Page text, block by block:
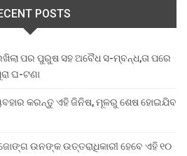
POSTS
ପର ପୁରୁଷ ସହ ଅବୈଧ ସ-ମ୍ବନ୍ଧ,ତା ପରେ
ଘ-ଟଣା
କରନ୍ତୁ ଏହି ଜିନିଷ, ମୂଳରୁ ଶେଷ ହୋଇଯିବ
ଉନଙ୍କ ଉତ୍ତରାଧିକାରୀ ହେବେ ଏହି ୧୦